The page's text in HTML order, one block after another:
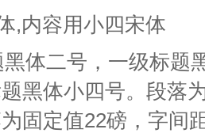
,内容用小四宋体
体二号，一级标题
黑体小四号。段落
固定值22磅，字间